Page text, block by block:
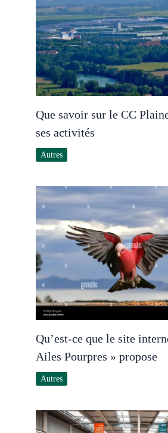
Que savoir sur le CC
ses activités
Autres
Qu’est-ce que le site
Ailes Pourpres » propose
Autres